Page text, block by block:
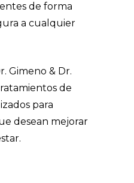
de forma
a cualquier
Gimeno & Dr.
de
para
desean mejorar